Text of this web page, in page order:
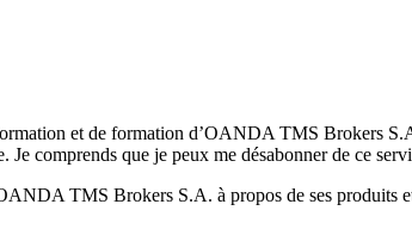
et de formation d’OANDA TMS Brokers
comprends que je peux me désabonner de ce
TMS Brokers S.A. à propos de ses produits